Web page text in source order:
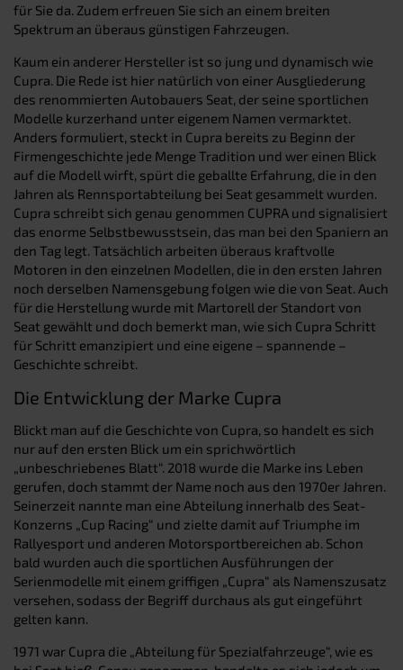
für Sie da. Zudem erfreuen Sie sich an einem breiten
Spektrum an überaus günstigen Fahrzeugen.
Kaum ein anderer Hersteller ist so jung und dynamisch wie
Cupra. Die Rede ist hier natürlich von einer Ausgliederung
des renommierten Autobauers Seat, der seine sportlichen
Modelle kurzerhand unter eigenem Namen vermarktet.
Anders formuliert, steckt in Cupra bereits zu Beginn der
Firmengeschichte jede Menge Tradition und wer einen Blick
auf die Modell wirft, spürt die geballte Erfahrung, die in den
Jahren als Rennsportabteilung bei Seat gesammelt wurden.
Cupra schreibt sich genau genommen CUPRA und signalisiert
das enorme Selbstbewusstsein, das man bei den Spaniern an
den Tag legt. Tatsächlich arbeiten überaus kraftvolle
Motoren in den einzelnen Modellen, die in den ersten Jahren
noch derselben Namensgebung folgen wie die von Seat. Auch
für die Herstellung wurde mit Martorell der Standort von
Seat gewählt und doch bemerkt man, wie sich Cupra Schritt
für Schritt emanzipiert und eine eigene – spannende –
Geschichte schreibt.
Die Entwicklung der Marke Cupra
Blickt man auf die Geschichte von Cupra, so handelt es sich
nur auf den ersten Blick um ein sprichwörtlich
„unbeschriebenes Blatt“. 2018 wurde die Marke ins Leben
gerufen, doch stammt der Name noch aus den 1970er Jahren.
Seinerzeit nannte man eine Abteilung innerhalb des Seat-
Konzerns „Cup Racing“ und zielte damit auf Triumphe im
Rallyesport und anderen Motorsportbereichen ab. Schon
bald wurden auch die sportlichen Ausführungen der
Serienmodelle mit einem griffigen „Cupra“ als Namenszusatz
versehen, sodass der Begriff durchaus als gut eingeführt
gelten kann.
1971 war Cupra die „Abteilung für Spezialfahrzeuge“, wie es